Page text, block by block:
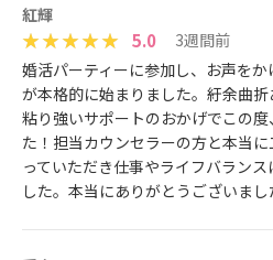
紅輝
5.0
3週間前
婚活パーティーに参加し、お声を
が本格的に始まりました。紆余曲折
粘り強いサポートのおかげでこの
た！担当カウンセラーの方と本当
っていただき仕事やライフバラン
した。本当にありがとうございまし